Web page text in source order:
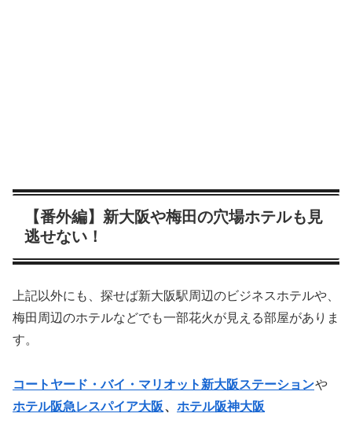
【番外編】新大阪や梅田の穴場ホテルも見
逃せない！
上記以外にも、探せば新大阪駅周辺のビジネスホテルや、
梅田周辺のホテルなどでも一部花火が見える部屋がありま
す。
コートヤード・バイ・マリオット新大阪ステーションや
ホテル阪急レスパイア大阪、 ホテル阪神大阪